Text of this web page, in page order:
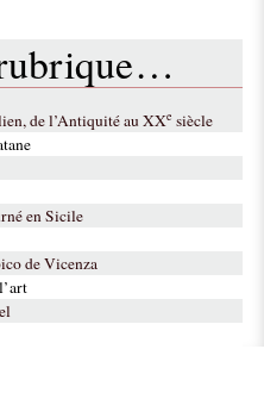
de l’Antiquité au XXe siècle
en Sicile
de Vicenza